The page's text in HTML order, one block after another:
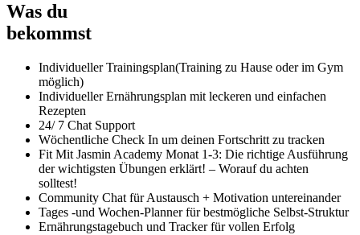
Was du
bekommst
Individueller Trainingsplan(Training zu Hause oder im Gym
möglich)
Individueller Ernährungsplan mit leckeren und einfachen
Rezepten
24/ 7 Chat Support
Wöchentliche Check In um deinen Fortschritt zu tracken
Fit Mit Jasmin Academy Monat 1-3: Die richtige Ausführung
der wichtigsten Übungen erklärt! – Worauf du achten
solltest!
Community Chat für Austausch + Motivation untereinander
Tages -und Wochen-Planner für bestmögliche Selbst-Struktur
Ernährungstagebuch und Tracker für vollen Erfolg